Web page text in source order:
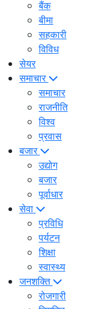
बैंक
बीमा
सहकारी
विविध
सेयर
समाचार
समाचार
राजनीति
विश्व
प्रवास
बजार
उद्योग
बजार
पूर्वाधार
सेवा
प्रविधि
पर्यटन
शिक्षा
स्वास्थ्य
जनशक्ति
रोजगारी